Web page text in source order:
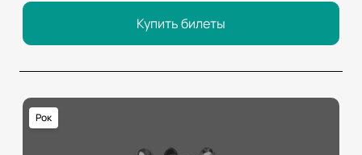
Купить билеты
Рок